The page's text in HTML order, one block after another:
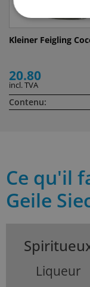
Kleiner Feigling
20.80
incl. TVA
Contenu:
Ce qu'il
Geile
Liqueur